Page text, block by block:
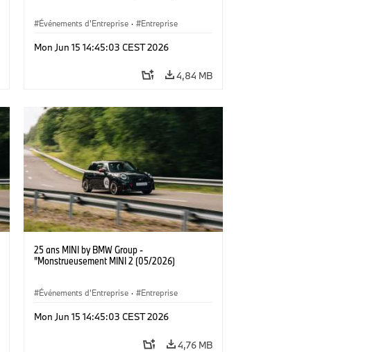
Événements d'Entreprise · Entreprise
Mon Jun 15 14:45:03 CEST 2026
4,84 MB
25 ans MINI by BMW Group -
"Monstrueusement MINI 2 (05/2026)
Événements d'Entreprise · Entreprise
Mon Jun 15 14:45:03 CEST 2026
4,76 MB